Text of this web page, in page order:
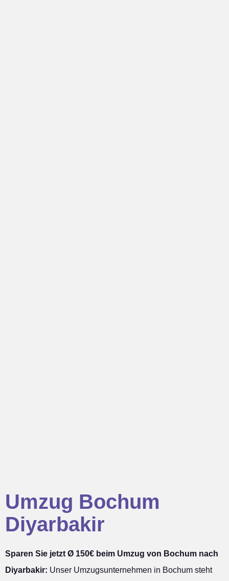
Umzug Bochum
Diyarbakir
Sparen Sie jetzt Ø 150€ beim Umzug von Bochum nach
Diyarbakir: Unser Umzugsunternehmen in Bochum steht